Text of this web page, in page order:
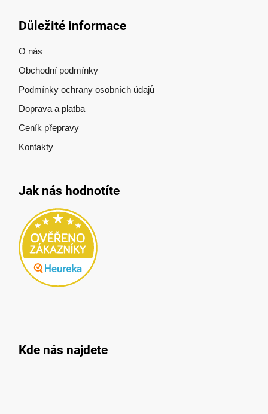
Důležité informace
O nás
Obchodní podmínky
Podmínky ochrany osobních údajů
Doprava a platba
Ceník přepravy
Kontakty
Jak nás hodnotíte
Kde nás najdete